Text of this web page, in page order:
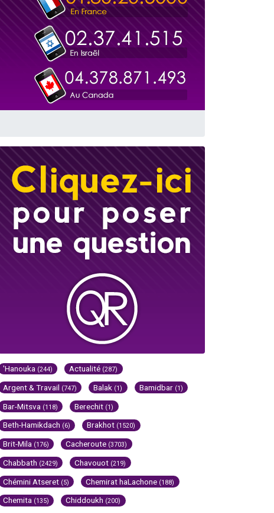
'Hanouka (244) Actualité (287)
Argent & Travail (747) Balak (1) Bamidbar (1)
Bar-Mitsva (118) Berechit (1)
Beth-Hamikdach (6) Brakhot (1520)
Brit-Mila (176) Cacheroute (3703)
Chabbath (2429) Chavouot (219)
Chémini Atseret (5) Chemirat haLachone (188)
Chemita (135) Chiddoukh (200)